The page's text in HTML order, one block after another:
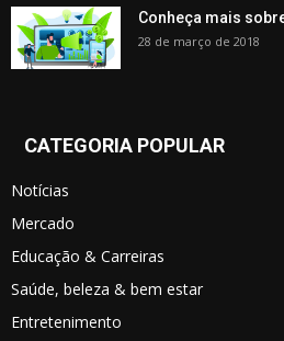
Conheça mais
28 de março de 2018
CATEGORIA POPULAR
Notícias
Mercado
Educação & Carreiras
Saúde, beleza & bem estar
Entretenimento